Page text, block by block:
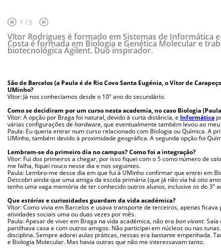
1 / 5
Vítor Rodrigues é formado em Sistemas de Informática
Costa é formada em Biologia e Genética Molecular e
biotecnológica Agilent. Duo inspirador.
São de Barcelos (a Paula é de Rio Covo Santa Eugénia, o Vítor de
UMinho?
Vítor: Já nos conhecíamos desde o 10º ano do secundário.
Como se decidiram por um curso nesta academia, no caso Biologia
Vítor: A opção por Braga foi natural, devido à curta distância, e Informática
várias configurações de hardware, que eventualmente também levou ao
Paula: Eu queria entrar num curso relacionado com Biologia ou Química. A
UMinho, também devido à proximidade geográfica. A segunda opção foi
Lembram-se do primeiro dia no campus? Como foi a integração?
Vítor: Fui dos primeiros a chegar, por isso fiquei com o 5 como número de
me falha, fiquei rouco nesse dia e nos seguintes.
Paula: Lembro-me desse dia em que fui à UMinho confirmar que entrei em
Descobri ainda que uma amiga da escola primária (que já não via há oito
tenho uma vaga memória de ter conhecido outros alunos, inclusive os do 3º
Queestóriase curiosidades guardam da vida académica?
Vítor: Como vivia em Barcelos e usava transporte de terceiros, apenas
atividades sociais uma ou duas vezes por mês.
Paula: Apesar de viver em Braga na vida académica, não era bon vivant.
partilhava casa e com outros amigos. Não participei em núcleos ou nas
disciplina. Sempre adorei aulas práticas, nessas era bastante empenhada.
e Biologia Molecular. Mas havia outras que não me interessavam tanto.